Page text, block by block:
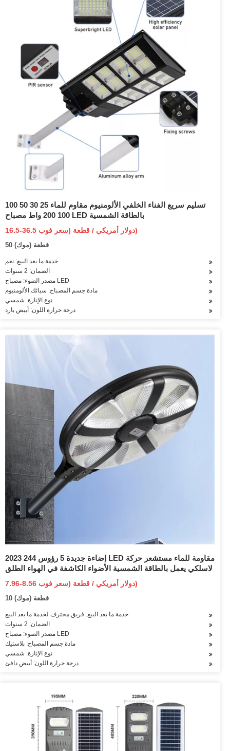
تسليم سريع الفناء الخلفي الألومنيوم مقاوم للماء 25 30 50 100
100 200 واط مصباح LED بالطاقة الشمسية
16.5-36.5 دولار أمريكي / قطعة (سعر فوب)
50 قطعة (موك)
خدمة ما بعد البيع: نعم
الضمان: 2 سنوات
مصدر الضوء: مصباح LED
مادة جسم المصباح: سبائك الألومنيوم
نوع الإنارة: شمسي
درجة حرارة اللون: أبيض بارد
2023 إضاءة جديدة 5 رؤوس 244 LED مقاومة للماء مستشعر حركة
لاسلكي يعمل بالطاقة الشمسية الأضواء الكاشفة في الهواء الطلق
7.96-8.56 دولار أمريكي / قطعة (سعر فوب)
10 قطعة (موك)
خدمة ما بعد البيع: فريق محترف لخدمة ما بعد البيع
الضمان: 2 سنوات
مصدر الضوء: مصباح LED
مادة جسم المصباح: بلاستيك
نوع الإنارة: شمسي
درجة حرارة اللون: أبيض دافئ